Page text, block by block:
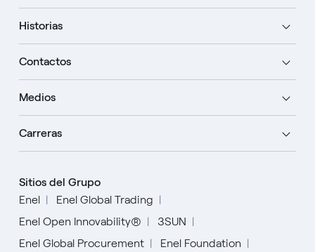
Historias
Contactos
Medios
Carreras
Sitios del Grupo
Enel
Enel Global Trading
Enel Open Innovability®
3SUN
Enel Global Procurement
Enel Foundation